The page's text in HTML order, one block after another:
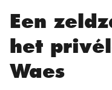
Een
het
Waes